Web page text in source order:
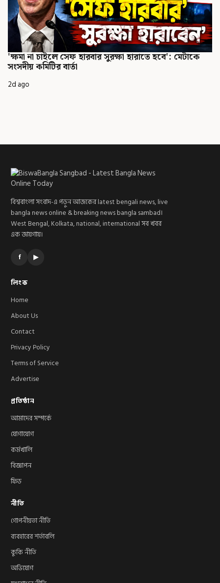
'ক্ষমা না চাইলে সেফ হারবার সুরক্ষা হারাতে হবে': মেটাকে
সংসদীয় কমিটির বার্তা
2d ago
বিশ্ববাংলা সংবাদ-এ পড়ুন আজকের latest bengali news, live
bangla news online & breaking news bangla sambad।
West Bengal, Kolkata, national, international সব খবর
এক জায়গায়।
f ▶
লিংক
Home
About Us
Contact
Privacy Policy
Terms of Service
Advertise
প্রতিষ্ঠান
আমাদের সম্পর্কে
যোগাযোগ
কর্মখালি
বিজ্ঞাপন
ফিড
নীতি
গোপনীয়তা নীতি
ব্যবহারের শর্তাবলি
কুকি নীতি
অভিযোগ